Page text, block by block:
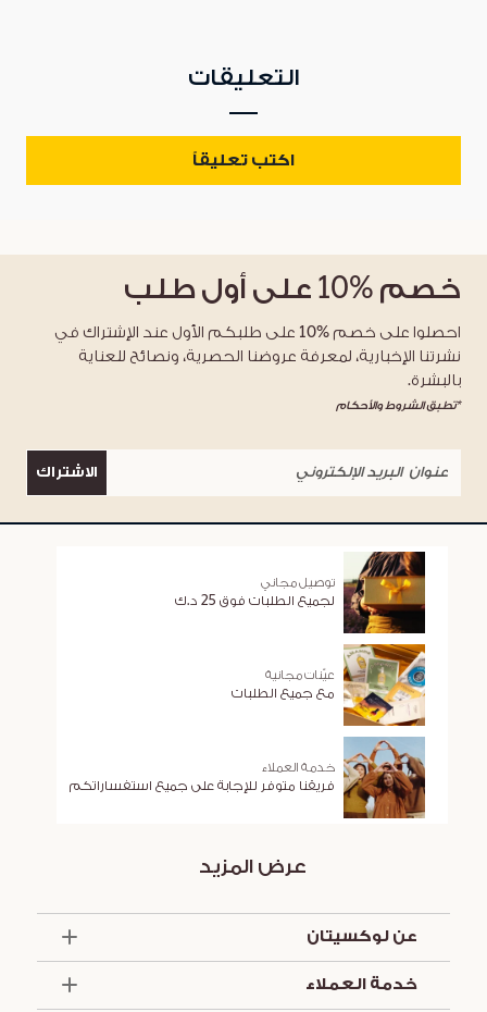
التعليقات
اكتب تعليقاً
خصم %10 على أول طلب
احصلوا على خصم %10 على طلبكم الأول عند الإشتراك في
نشرتنا الإخبارية، لمعرفة عروضنا الحصرية، ونصائح للعناية
بالبشرة.
*تطبق الشروط والأحكام
الاشتراك
توصيل مجاني
لجميع الطلبات فوق 25 د.ك
عيّنات مجانية
مع جميع الطلبات
خدمة العملاء
فريقنا متوفر للإجابة على جميع استفساراتكم
عرض المزيد
عن لوكسيتان
خدمة العملاء